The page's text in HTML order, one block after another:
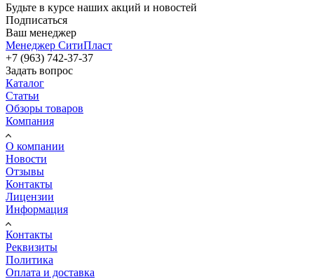
Будьте в курсе наших акций и новостей
Подписаться
Ваш менеджер
Менеджер СитиПласт
+7 (963) 742-37-37
Задать вопрос
Каталог
Статьи
Обзоры товаров
Компания
О компании
Новости
Отзывы
Контакты
Лицензии
Информация
Контакты
Реквизиты
Политика
Оплата и доставка